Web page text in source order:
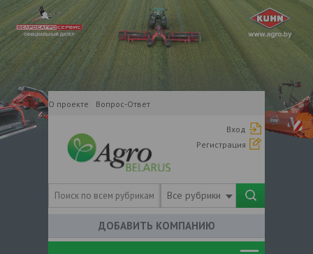
О проекте Вопрос-Ответ
Вход
Регистрация
Все рубрики
ДОБАВИТЬ КОМПАНИЮ